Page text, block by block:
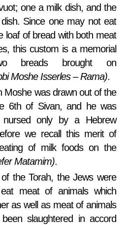
one a milk dish, and the
Since one may not eat
loaf of bread with both meat
this custom is a memorial
breads brought on
Moshe Isserles – Rama).
Moshe was drawn out of the
6th of Sivan, and he was
only by a Hebrew
we recall this merit of
of milk foods on the
Matamim).
of the Torah, the Jews were
meat of animals which
as well as meat of animals
slaughtered in accord